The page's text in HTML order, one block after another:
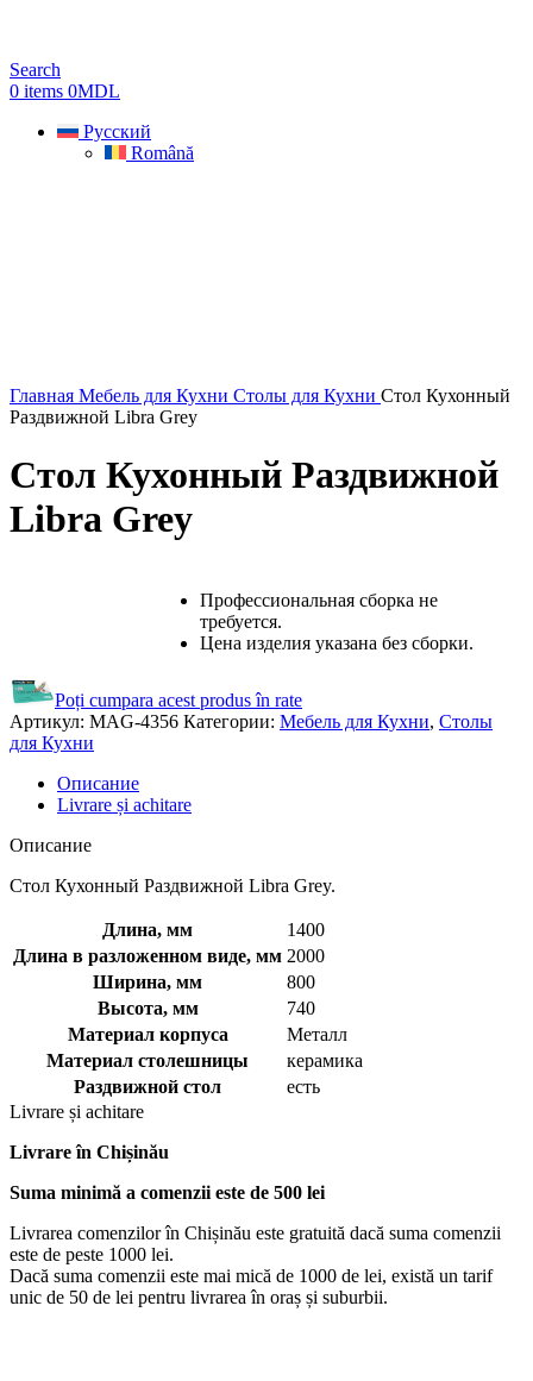
Search
0 items 0MDL
Русский
Română
Главная Мебель для Кухни Столы для Кухни Стол Кухонный
Раздвижной Libra Grey
Стол Кухонный Раздвижной
Libra Grey
Профессиональная сборка не
требуется.
Цена изделия указана без сборки.
Poți cumpara acest produs în rate
Артикул: MAG-4356 Категории: Мебель для Кухни, Столы
для Кухни
Описание
Livrare și achitare
Описание
Стол Кухонный Раздвижной Libra Grey.
Длина, мм
1400
Длина в разложенном виде, мм 2000
Ширина, мм
800
Высота, мм
740
Материал корпуса
Металл
Материал столешницы
керамика
Раздвижной стол
есть
Livrare și achitare
Livrareîn Chișinău
Suma minimă a comenzii este de 500 lei
Livrarea comenzilor în Chișinău este gratuită dacă suma comenzii
este de peste 1000 lei.
Dacă suma comenzii este mai mică de 1000 de lei, există un tarif
unic de 50 de lei pentru livrarea în oraș și suburbii.